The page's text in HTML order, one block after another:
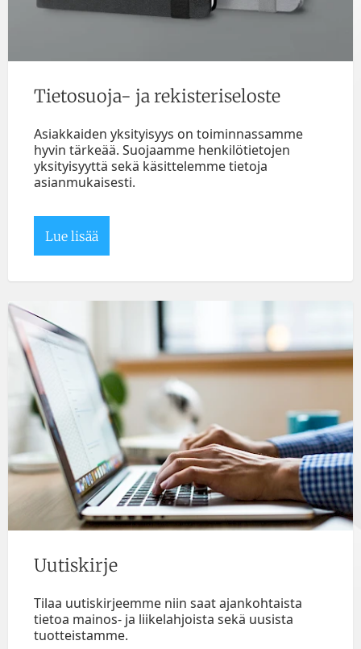
Tietosuoja- ja rekisteriseloste
Asiakkaiden yksityisyys on toiminnassamme
hyvin tärkeää. Suojaamme henkilötietojen
yksityisyyttä sekä käsittelemme tietoja
asianmukaisesti.
Lue lisää
Uutiskirje
Tilaa uutiskirjeemme niin saat ajankohtaista
tietoa mainos- ja liikelahjoista sekä uusista
tuotteistamme.